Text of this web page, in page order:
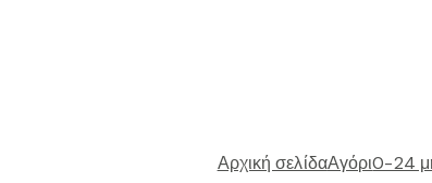
Αρχική σελίδαΑγόρι0-24